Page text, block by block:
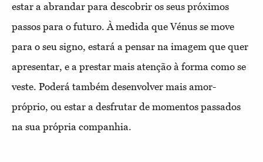
estar a abrandar para descobrir os seus próximos
passos para o futuro. À medida que Vénus se move
para o seu signo, estará a pensar na imagem que quer
apresentar, e a prestar mais atenção à forma como se
veste. Poderá também desenvolver mais amor-
próprio, ou estar a desfrutar de momentos passados
na sua própria companhia.